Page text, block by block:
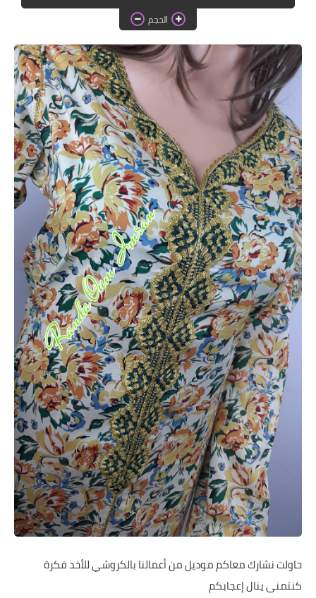
دروس الراندة للمبتدئات
اللباس التقليدي
الحجم
حاولت نشارك معاكم موديل من أعمالنا بالكروشي للأخد فكرة
كنتمنى ينال إعجابكم